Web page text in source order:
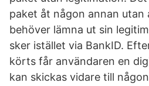
paket åt någon annan utan
behöver lämna ut sin
sker istället via BankID.
körts får användaren en
kan skickas vidare till